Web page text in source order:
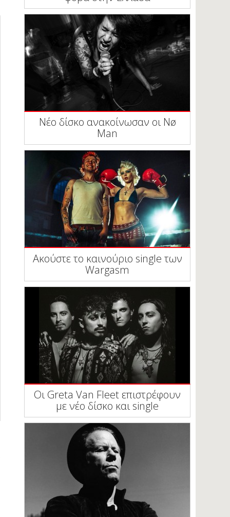
Νέο δίσκο ανακοίνωσαν οι Nø
Man
Ακούστε το καινούριο single των
Wargasm
Οι Greta Van Fleet επιστρέφουν
με νέο δίσκο και single